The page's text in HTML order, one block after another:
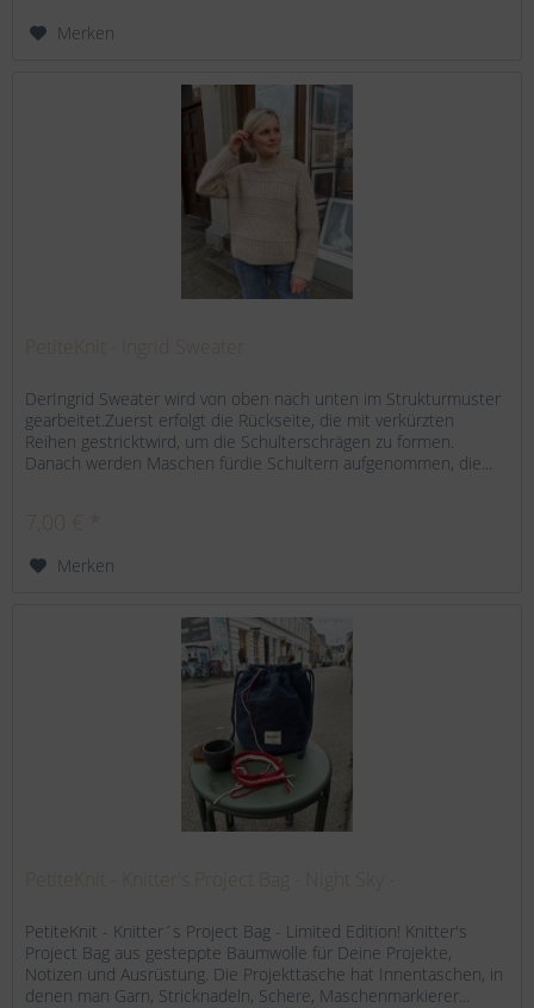
Merken
DerIngrid Sweater wird von oben nach unten im Strukturmuster
gearbeitet.Zuerst erfolgt die Rückseite, die mit verkürzten
Reihen gestricktwird, um die Schulterschrägen zu formen.
Danach werden Maschen fürdie Schultern aufgenommen, die...
Merken
PetiteKnit - Knitter´s Project Bag - Limited Edition! Knitter's
Project Bag aus gesteppte Baumwolle für Deine Projekte,
Notizen und Ausrüstung. Die Projekttasche hat Innentaschen, in
denen man Garn, Stricknadeln, Schere, Maschenmarkierer...